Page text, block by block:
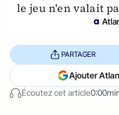
le jeu n'en valait
Écoutez cet article
PARTAGER
Ajouter